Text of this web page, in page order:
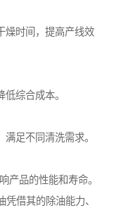
燥时间，提高产线效
综合成本。
足不同清洗需求。
产品的性能和寿命。
凭借其的除油能力、